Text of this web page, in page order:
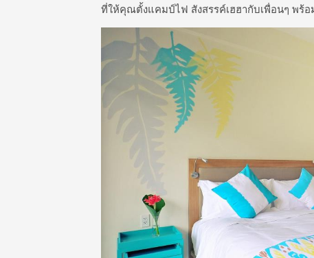
ที่ให้คุณตั้งแคมป์ไฟ สังสรรค์เฮฮากับเพื่อนๆ พร้